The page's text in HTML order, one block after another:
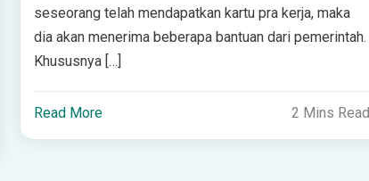
seseorang telah mendapatkan kartu pra kerja, maka
dia akan menerima beberapa bantuan dari pemerintah.
Khususnya […]
Read More 2 Mins Read